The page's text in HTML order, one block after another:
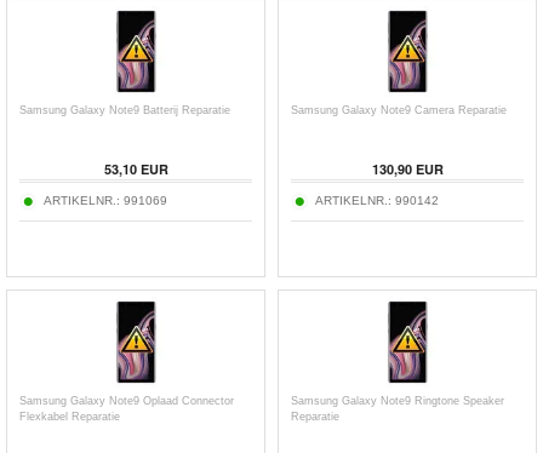
Samsung Galaxy Note9 Batterij Reparatie
53,10 EUR
ARTIKELNR.: 991069
Samsung Galaxy Note9 Camera Reparatie
130,90 EUR
ARTIKELNR.: 990142
Samsung Galaxy Note9 Oplaad Connector
Flexkabel Reparatie
Samsung Galaxy Note9 Ringtone Speaker
Reparatie